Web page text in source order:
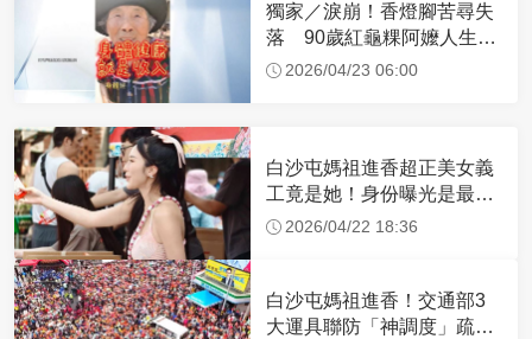
獨家／淚崩！香燈腳苦尋失
落 90歲紅龜粿阿嬤人生謝
幕2026/04/23 06:00
白沙屯媽祖進香超正美女義
工竟是她！身份曝光是最美
禮生 一輩子不結婚
2026/04/22 18:36
白沙屯媽祖進香！交通部3
大運具聯防「神調度」疏運